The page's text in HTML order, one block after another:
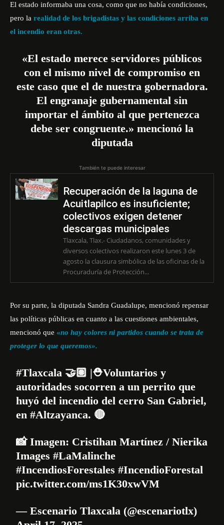
El estado informaba una cosa, como que no había condiciones,
pero la realidad de los brigadistas y las condiciones arriba en
el incendio eran otras.
«El estado merece servidores públicos
con el mismo nivel de compromiso en
este caso que el de nuestra gobernadora.
El engranaje gubernamental sin
importar el ámbito al que pertenezca
debe ser congruente.» mencionó la
diputada
También te puede interesar
Recuperación de la laguna de
Acuitlapilco es insuficiente;
colectivos exigen detener
descargas municipales
Tlaxcala, Tlax.- Ciudadanos, comunidades y
diversos colectivos realizaron este lunes 3 de
agosto la clausura simbólica de las oficinas de la
Procuraduría de Protección...
Por su parte, la diputada Sandra Guadalupe, mencionó repensar
las políticas públicas en cuanto a las cuestiones ambientales,
mencionó que «no hay colores ni partidos cuando se trata de
proteger lo que queremos».
#Tlaxcala 🤝🏽 |⛑️Voluntarios y
autoridades socorren a un perrito que
huyó del incendio del cerro San Gabriel,
en#Altzayanca. 🔴
📸 Imagen: Cristihan Martínez / Nierika
Images#LaMalinche
#IncendiosForestales #IncendioForestal
pic.twitter.com/ms1K30xwVM
— Escenario Tlaxcala (@escenariotlx)